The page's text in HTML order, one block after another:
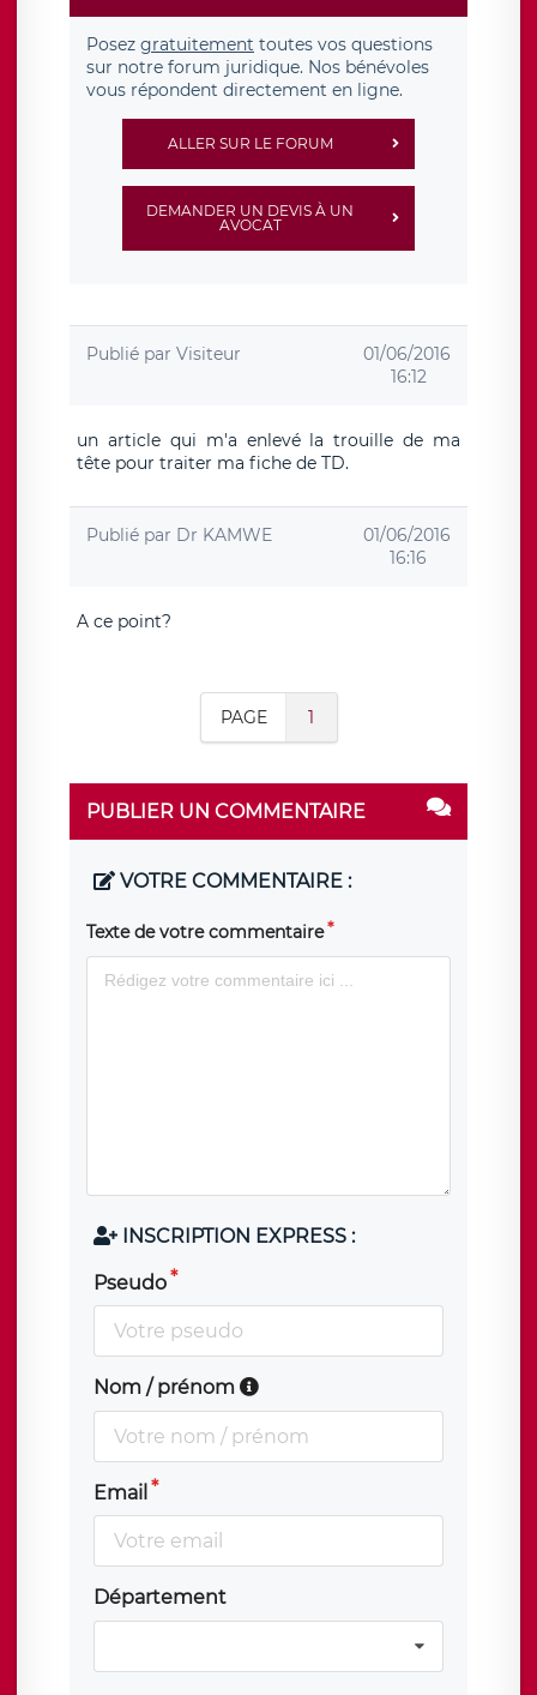
Posez gratuitement toutes vos questions
sur notre forum juridique. Nos bénévoles
vous répondent directement en ligne.
ALLER SUR LE FORUM
DEMANDER UN DEVIS À UN
AVOCAT
Publié par Visiteur
01/06/2016
16:12
un article qui m'a enlevé la trouille de ma
tête pour traiter ma fiche de TD.
Publié par Dr KAMWE
01/06/2016
16:16
A ce point?
PAGE 1
PUBLIER UN COMMENTAIRE
VOTRE COMMENTAIRE :
Texte de votre commentaire
INSCRIPTION EXPRESS :
Pseudo
Nom / prénom
Email
Département